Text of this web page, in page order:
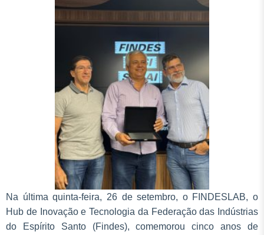
Na última quinta-feira, 26 de setembro, o FINDESLAB, o
Hub de Inovação e Tecnologia da Federação das Indústrias
do Espírito Santo (Findes), comemorou cinco anos de